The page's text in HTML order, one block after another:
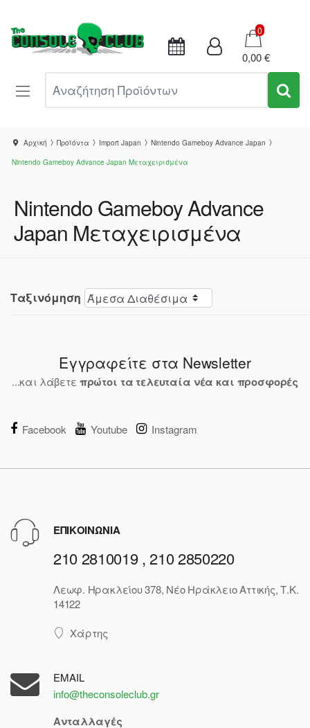
Καλάθι
0
0,00 €
Αρχική Προϊόντα Import Japan
Nintendo Gameboy Advance Japan
Nintendo Gameboy Advance Japan Μεταχειρισμένα
Nintendo Gameboy Advance
Japan Μεταχειρισμένα
Ταξινόμηση
Εγγραφείτε στα Newsletter
...και λάβετε πρώτοι τα τελευταία νέα και προσφορές
Facebook Youtube Instagram
ΕΠΙΚΟΙΝΩΝΙΑ
210 2810019 , 210 2850220
Λεωφ. Ηρακλείου 378, Νέο Ηράκλειο Αττικής, Τ.Κ.
14122
Χάρτης
EMAIL
info@theconsoleclub.gr
Ανταλλαγές